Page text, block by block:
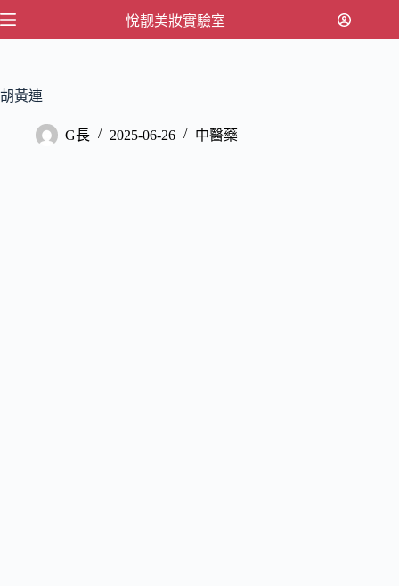
跳
內
悅靓美妝實驗室
胡黃連
G長 2025-06-26 中醫藥